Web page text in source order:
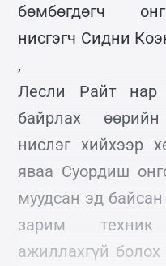
бөмбөгдөгч
нисгэгч Сидни
,
Лесли Райт нар
байрлах
нислэг хийхээр
яваа Суордиш
муудсан эд
зарим
ажиллахгүй